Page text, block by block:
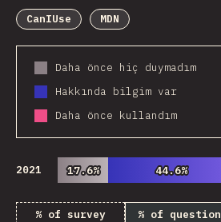
CanIUse
MDN
Daha önce hiç duymadım
Hakkında bilgim var
Daha önce kullandım
2021 17.6%
17.6% 44.6%
44.6%
% of survey
% of question